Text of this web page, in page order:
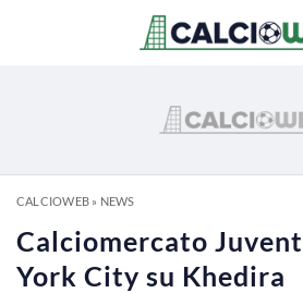
CALCIOWEB» NEWS
Calciomercato
York City su Khedira